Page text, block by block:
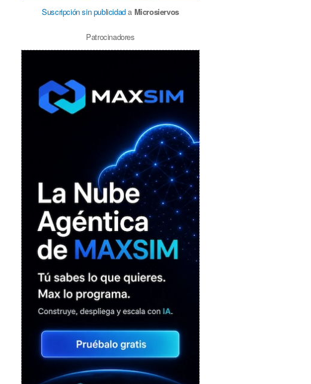
Suscripción sin publicidada Microsiervos
Patrocinadores